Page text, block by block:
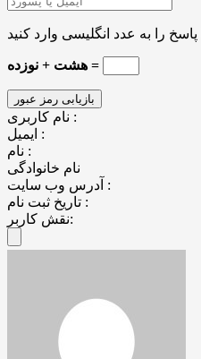
هشت + نوزده =
نام کاربری :
ایمیل :
نام :
نام خانوادگی
آدرس وب سایت :
تاریخ ثبت نام :
نقش کاربر: